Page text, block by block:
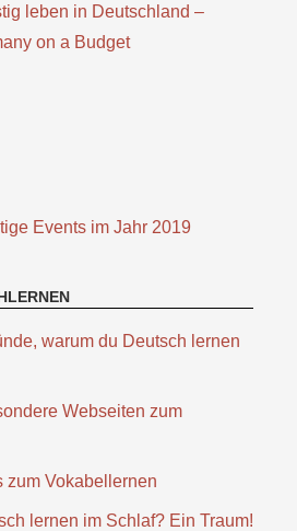
leben in Deutschland –
on a Budget
Events im Jahr 2019
warum du Deutsch lernen
Webseiten zum
zum Vokabellernen
lernen im Schlaf? Ein Traum!